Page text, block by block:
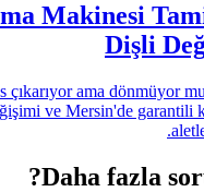
Makinesi
Dişli
çıkarıyor ama dönmüyor
ve Mersin'de garantili
Daha fazla